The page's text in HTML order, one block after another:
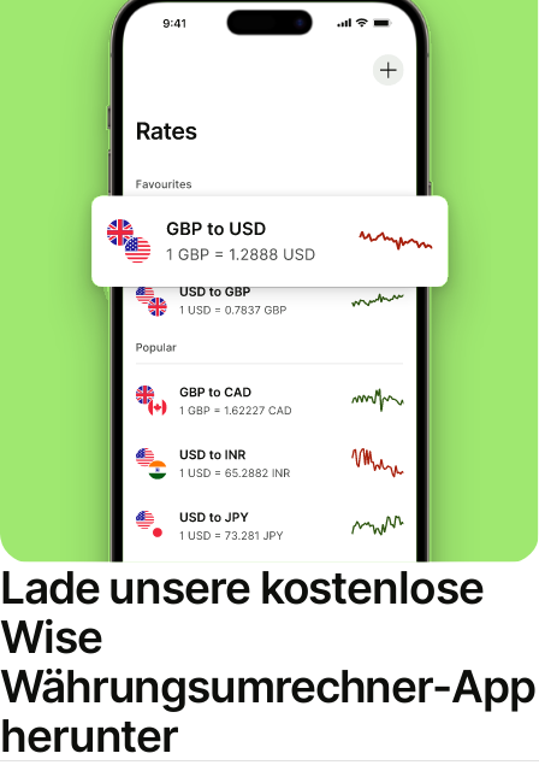
Lade unsere kostenlose
Wise
Währungsumrechner-App
herunter